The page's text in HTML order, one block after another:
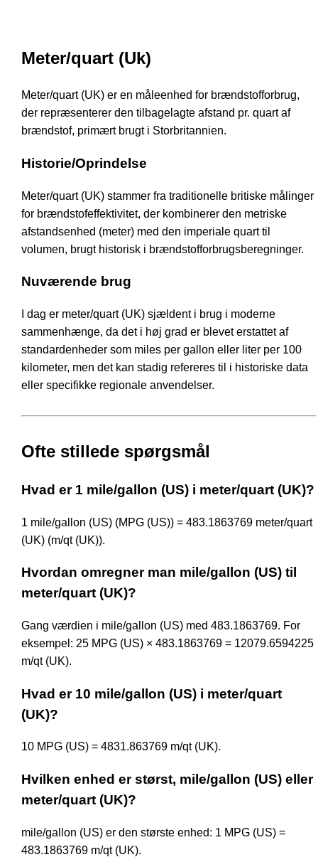
Meter/quart (Uk)
Meter/quart (UK) er en måleenhed for brændstofforbrug,
der repræsenterer den tilbagelagte afstand pr. quart af
brændstof, primært brugt i Storbritannien.
Historie/Oprindelse
Meter/quart (UK) stammer fra traditionelle britiske målinger
for brændstofeffektivitet, der kombinerer den metriske
afstandsenhed (meter) med den imperiale quart til
volumen, brugt historisk i brændstofforbrugsberegninger.
Nuværende brug
I dag er meter/quart (UK) sjældent i brug i moderne
sammenhænge, da det i høj grad er blevet erstattet af
standardenheder som miles per gallon eller liter per 100
kilometer, men det kan stadig refereres til i historiske data
eller specifikke regionale anvendelser.
Ofte stillede spørgsmål
Hvad er 1 mile/gallon (US) i meter/quart (UK)?
1 mile/gallon (US) (MPG (US)) = 483.1863769 meter/quart
(UK) (m/qt (UK)).
Hvordan omregner man mile/gallon (US) til
meter/quart (UK)?
Gang værdien i mile/gallon (US) med 483.1863769. For
eksempel: 25 MPG (US) × 483.1863769 = 12079.6594225
m/qt (UK).
Hvad er 10 mile/gallon (US) i meter/quart
(UK)?
10 MPG (US) = 4831.863769 m/qt (UK).
Hvilken enhed er størst, mile/gallon (US) eller
meter/quart (UK)?
mile/gallon (US) er den største enhed: 1 MPG (US) =
483.1863769 m/qt (UK).